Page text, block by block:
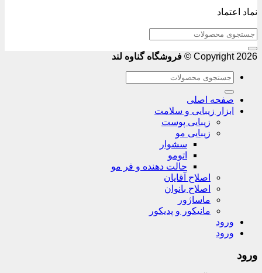
نماد اعتماد
جستجو
Copyright 2026 ©
فروشگاه گناوه لند
جستجو
صفحه اصلی
ابزار زیبایی و سلامت
زیبایی پوست
زیبایی مو
سشوار
اتومو
حالت دهنده و فر مو
اصلاح آقایان
اصلاح بانوان
ماساژور
مانیکور و پدیکور
ورود
ورود
ورود